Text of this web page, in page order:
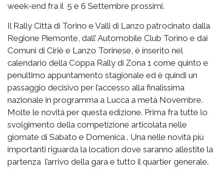
week-end fra il 5 e 6 Settembre prossimi.
Il Rally Città di Torino e Valli di Lanzo patrocinato dalla
Regione Piemonte, dall’ Automobile Club Torino e dai
Comuni di Ciriè e Lanzo Torinese, è inserito nel
calendario della Coppa Rally di Zona 1 come quinto e
penultimo appuntamento stagionale ed è quindi un
passaggio decisivo per l’accesso alla finalissima
nazionale in programma a Lucca a metà Novembre.
Molte le novità per questa edizione. Prima fra tutte lo
svolgimento della competizione articolata nelle
giornate di Sabato e Domenica . Una nelle novità più
importanti riguarda la location dove saranno allestite la
partenza l’arrivo della gara e tutto il quartier generale.